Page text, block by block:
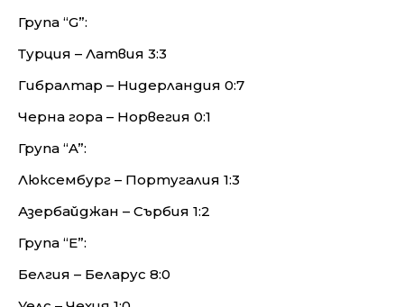
Група “G”:
Турция – Латвия 3:3
Гибралтар – Нидерландия 0:7
Черна гора – Норвегия 0:1
Група “A”:
Люксембург – Португалия 1:3
Азербайджан – Сърбия 1:2
Група “Е”:
Белгия – Беларус 8:0